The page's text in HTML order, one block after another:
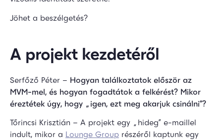
Jöhet a beszélgetés?
A projekt kezdetéről
Serfőző Péter – Hogyan találkoztatok először az
MVM-mel, és hogyan fogadtátok a felkérést? Mikor
éreztétek úgy, hogy „igen, ezt meg akarjuk csinálni”?
Tőrincsi Krisztián – A projekt egy „hideg” e-maillel
indult, mikor a Lounge Group részéről kaptunk egy